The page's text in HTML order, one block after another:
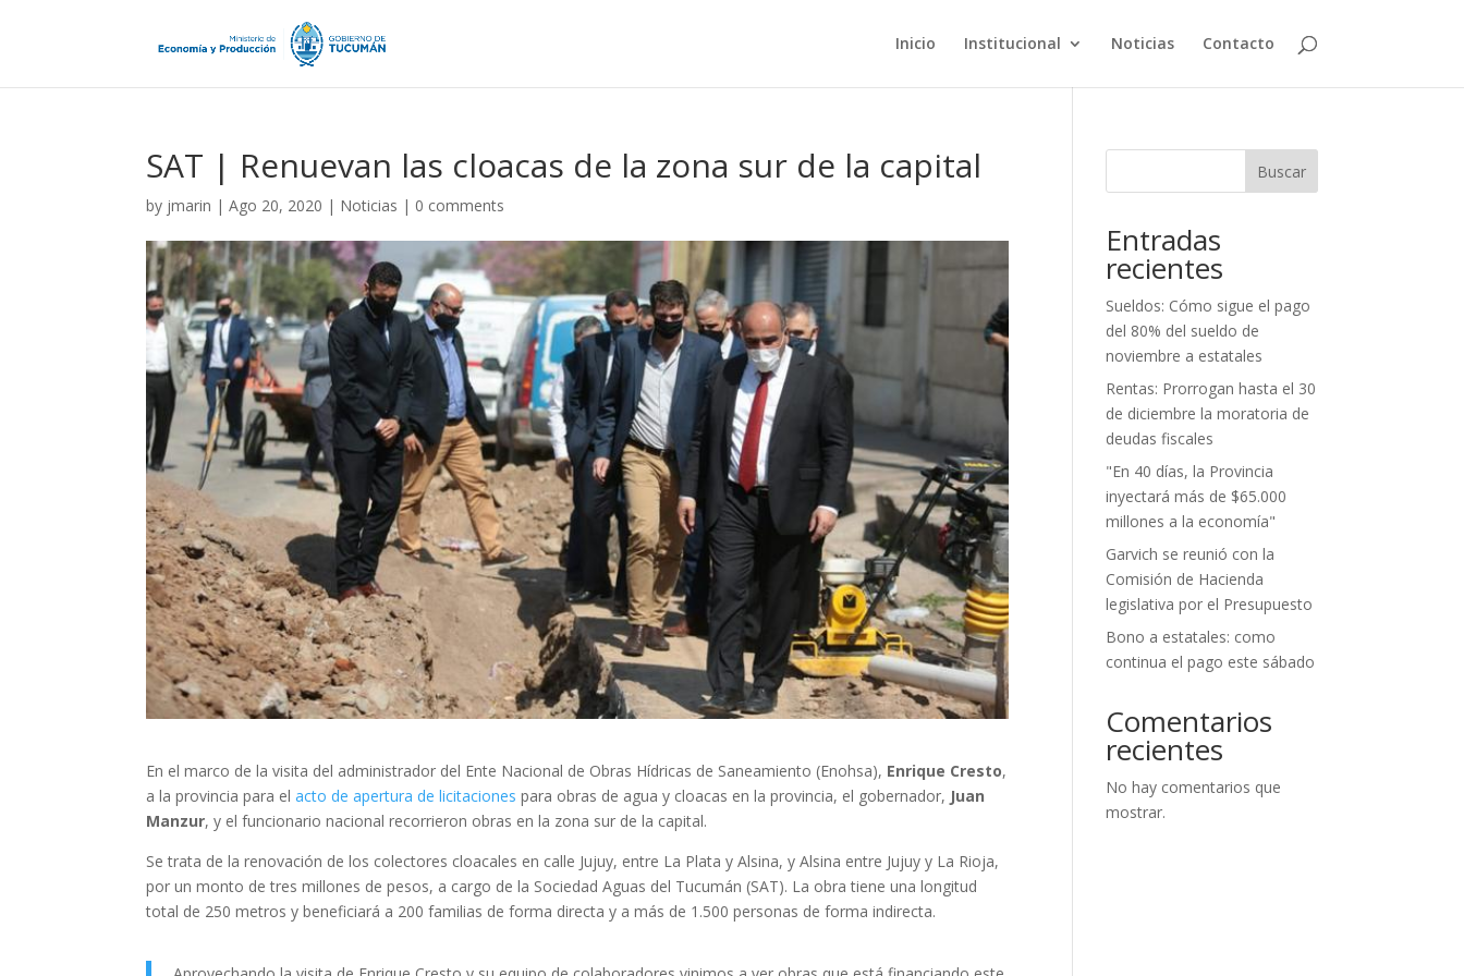
Inicio Institucional Noticias Contacto
SAT | Renuevan las cloacas de la zona sur de la capital
by jmarin |Ago 20, 2020 | Noticias | 0 comments
En el marco de la visita del administrador del Ente Nacional de Obras Hídricas de Saneamiento (Enohsa), Enrique Cresto,
a la provincia para elacto de apertura de licitaciones para obras de agua y cloacas en la provincia, el gobernador, Juan
Manzur, y el funcionario nacional recorrieron obras en la zona sur de la capital.
Se trata de la renovación de los colectores cloacales en calle Jujuy, entre La Plata y Alsina, y Alsina entre Jujuy y La Rioja,
por un monto de tres millones de pesos, a cargo de la Sociedad Aguas del Tucumán (SAT). La obra tiene una longitud
total de 250 metros y beneficiará a 200 familias de forma directa y a más de 1.500 personas de forma indirecta.
Buscar
Entradas
recientes
Sueldos: Cómo sigue el pago
del 80% del sueldo de
noviembre a estatales
Rentas: Prorrogan hasta el 30
de diciembre la moratoria de
deudas fiscales
"En 40 días, la Provincia
inyectará más de $65.000
millones a la economía"
Garvich se reunió con la
Comisión de Hacienda
legislativa por el Presupuesto
Bono a estatales: como
continua el pago este sábado
Comentarios
recientes
No hay comentarios que
mostrar.